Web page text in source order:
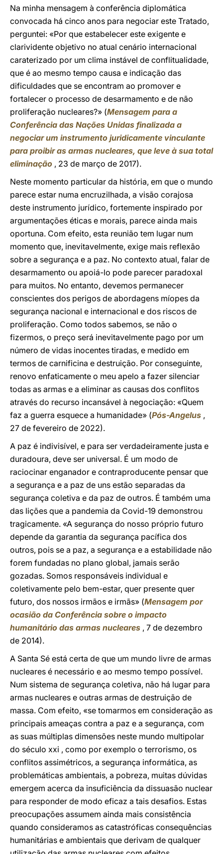
Na minha mensagem à conferência diplomática
convocada há cinco anos para negociar este Tratado,
perguntei: «Por que estabelecer este exigente e
clarividente objetivo no atual cenário internacional
caraterizado por um clima instável de conflitualidade,
que é ao mesmo tempo causa e indicação das
dificuldades que se encontram ao promover e
fortalecer o processo de desarmamento e de não
proliferação nucleares?» (Mensagem para a
Conferência das Nações Unidas finalizada a
negociar um instrumento juridicamente vinculante
para proibir as armas nucleares, que leve à sua total
eliminação , 23 de março de 2017).
Neste momento particular da história, em que o mundo
parece estar numa encruzilhada, a visão corajosa
deste instrumento jurídico, fortemente inspirado por
argumentações éticas e morais, parece ainda mais
oportuna. Com efeito, esta reunião tem lugar num
momento que, inevitavelmente, exige mais reflexão
sobre a segurança e a paz. No contexto atual, falar de
desarmamento ou apoiá-lo pode parecer paradoxal
para muitos. No entanto, devemos permanecer
conscientes dos perigos de abordagens míopes da
segurança nacional e internacional e dos riscos de
proliferação. Como todos sabemos, se não o
fizermos, o preço será inevitavelmente pago por um
número de vidas inocentes tiradas, e medido em
termos de carnificina e destruição. Por conseguinte,
renovo enfaticamente o meu apelo a fazer silenciar
todas as armas e a eliminar as causas dos conflitos
através do recurso incansável à negociação: «Quem
faz a guerra esquece a humanidade» (Pós-Angelus ,
27 de fevereiro de 2022).
A paz é indivisível, e para ser verdadeiramente justa e
duradoura, deve ser universal. É um modo de
raciocinar enganador e contraproducente pensar que
a segurança e a paz de uns estão separadas da
segurança coletiva e da paz de outros. É também uma
das lições que a pandemia da Covid-19 demonstrou
tragicamente. «A segurança do nosso próprio futuro
depende da garantia da segurança pacífica dos
outros, pois se a paz, a segurança e a estabilidade não
forem fundadas no plano global, jamais serão
gozadas. Somos responsáveis individual e
coletivamente pelo bem-estar, quer presente quer
futuro, dos nossos irmãos e irmãs» (Mensagem por
ocasião da Conferência sobre o impacto
humanitário das armas nucleares , 7 de dezembro
de 2014).
A Santa Sé está certa de que um mundo livre de armas
nucleares é necessário e ao mesmo tempo possível.
Num sistema de segurança coletiva, não há lugar para
armas nucleares e outras armas de destruição de
massa. Com efeito, «se tomarmos em consideração as
principais ameaças contra a paz e a segurança, com
as suas múltiplas dimensões neste mundo multipolar
do século xxi , como por exemplo o terrorismo, os
conflitos assimétricos, a segurança informática, as
problemáticas ambientais, a pobreza, muitas dúvidas
emergem acerca da insuficiência da dissuasão nuclear
para responder de modo eficaz a tais desafios. Estas
preocupações assumem ainda mais consistência
quando consideramos as catastróficas consequências
humanitárias e ambientais que derivam de qualquer